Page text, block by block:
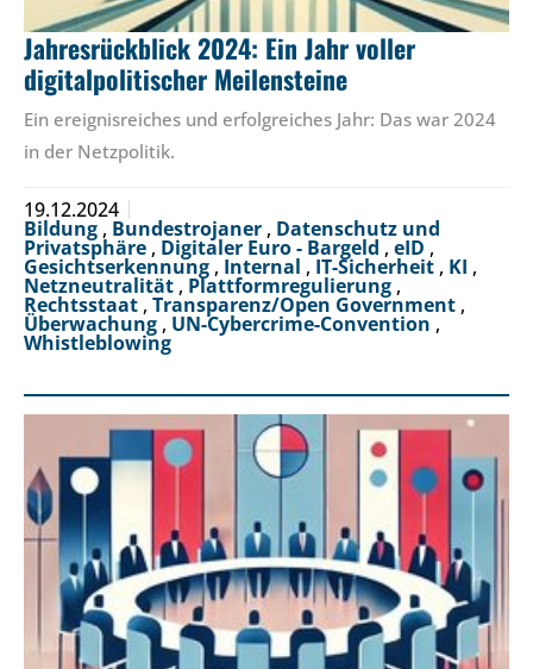
Jahresrückblick 2024: Ein Jahr voller
digitalpolitischer Meilensteine
Ein ereignisreiches und erfolgreiches Jahr: Das war 2024
in der Netzpolitik.
19.12.2024
Bildung , Bundestrojaner , Datenschutz und
Privatsphäre , Digitaler Euro - Bargeld , eID ,
Gesichtserkennung , Internal , IT-Sicherheit , KI ,
Netzneutralität , Plattformregulierung ,
Rechtsstaat , Transparenz/Open Government ,
Überwachung , UN-Cybercrime-Convention ,
Whistleblowing